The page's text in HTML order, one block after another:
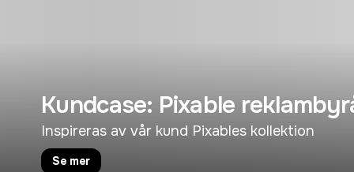
Kundcase: Pixable
Inspireras av vår kund Pixables kollektion
Se mer